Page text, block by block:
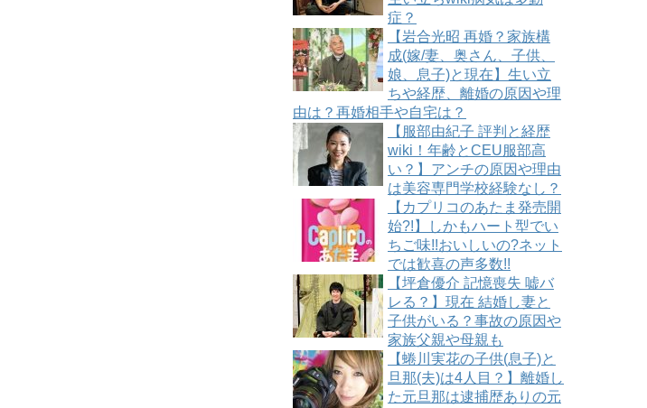
症？
【岩合光昭 再婚？家族構
成(嫁/妻、奥さん、子供、
娘、息子)と現在】生い立
ちや経歴、離婚の原因や理
由は？再婚相手や自宅は？
【服部由紀子 評判と経歴
wiki！年齢とCEU服部高
い？】アンチの原因や理由
は美容専門学校経験なし？
【カプリコのあたま発売開
始?!】しかもハート型でい
ちご味!!おいしいの?ネット
では歓喜の声多数!!
【坪倉優介 記憶喪失 嘘バ
レる？】現在 結婚し妻と
子供がいる？事故の原因や
家族父親や母親も
【蜷川実花の子供(息子)と
旦那(夫)は4人目？】離婚し
た元旦那は逮捕歴ありの元